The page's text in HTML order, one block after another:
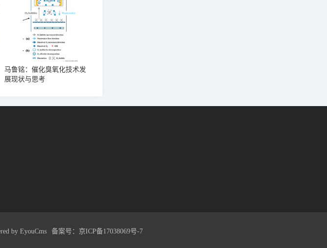
马鲁铭：催化臭氧化技术发
展现状与思考
by EyouCms 备案号： 京ICP备17038069号-7